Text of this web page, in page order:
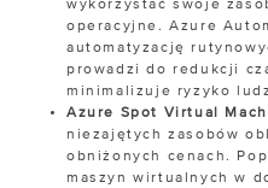
wykorzystać swoje
operacyjne. Azure
automatyzację
prowadzi do redukcji
minimalizuje ryzyko
Azure Spot Virtual
niezajętych zasobów
obniżonych cenach.
maszyn wirtualnych w